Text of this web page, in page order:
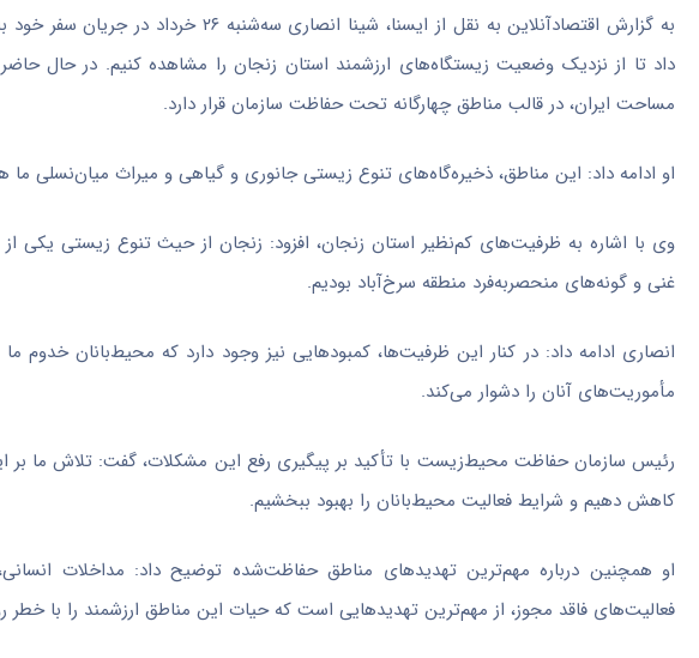
به گزارش اقتصادآنلاین به نقل از ایسنا،
مساحت ایران، در قالب مناطق چهارگانه تحت حفاظت سازمان قرار دارد.
او ادامه داد: این مناطق، ذخیره‌گاه‌های تنوع زیستی جانوری و گیاهی و میراث میان‌نسلی
وی با اشاره به ظرفیت‌های کم‌نظیر استان زنجان، افزود: زنجان از حیث تنوع زیستی یکی
غنی و گونه‌های منحصر‌به‌فرد منطقه سرخ‌آباد بودیم.
انصاری ادامه داد: در کنار این ظرفیت‌ها، کمبود‌هایی نیز وجود دارد که محیط‌بانان خدوم
مأموریت‌های آنان را دشوار می‌کند.
رئیس سازمان حفاظت محیط‌زیست با تأکید بر پیگیری رفع این مشکلات، گفت: تلاش ما
کاهش دهیم و شرایط فعالیت محیط‌بانان را بهبود ببخشیم.
او همچنین درباره مهم‌ترین تهدید‌های مناطق حفاظت‌شده توضیح داد: مداخلات
فعالیت‌های فاقد مجوز، از مهم‌ترین تهدید‌هایی است که حیات این مناطق ارزشمند را با خطر